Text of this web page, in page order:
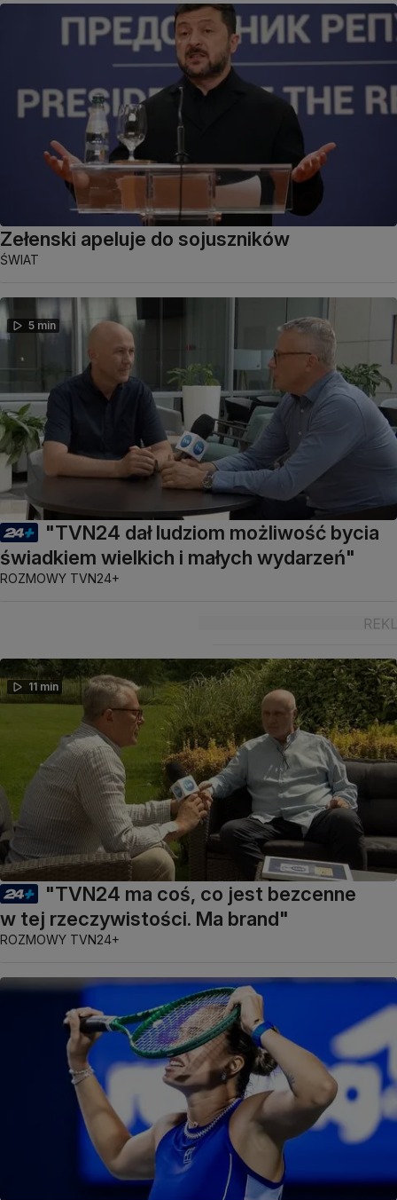
Zełenski apeluje do sojuszników
ŚWIAT
5 min
"TVN24 dał ludziom możliwość bycia
świadkiem wielkich i małych wydarzeń"
ROZMOWY TVN24+
11 min
"TVN24 ma coś, co jest bezcenne
w tej rzeczywistości. Ma brand"
ROZMOWY TVN24+